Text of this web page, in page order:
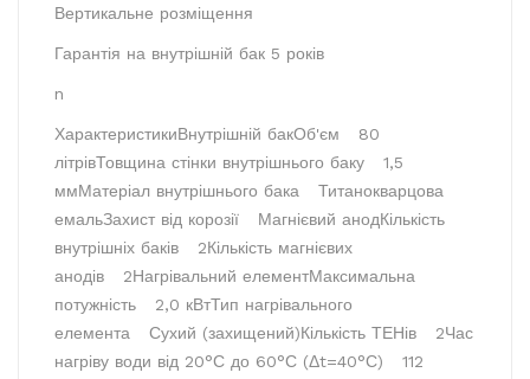
Вертикальне розміщення
Гарантія на внутрішній бак 5 років
n
ХарактеристикиВнутрішній бакОб'єм
80
літрівТовщина стінки внутрішнього баку
1,5
ммМатеріал внутрішнього бака
Титанокварцова
емальЗахист від корозії Магнієвий анодКількість
внутрішніх баків
2Кількість магнієвих
анодів
2Нагрівальний елементМаксимальна
потужність
2,0 кВтТип нагрівального
елемента
Сухий (захищений)Кількість ТЕНів 2Час
нагріву води від 20°С до 60°С (Δt=40°С)
112